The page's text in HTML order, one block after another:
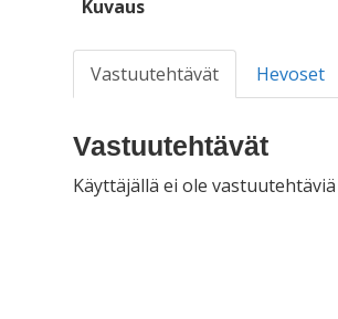
Kuvaus
Vastuutehtävät Hevoset
Vastuutehtävät
Käyttäjällä ei ole vastuutehtäviä